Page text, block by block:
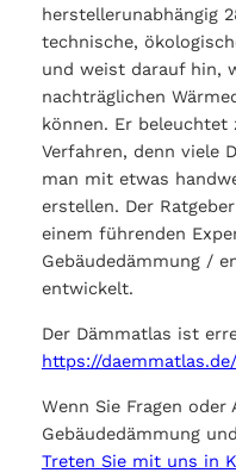
herstellerunabhängig
technische,
und weist darauf hin,
nachträglichen
können. Er beleuchtet
Verfahren, denn viele
man mit etwas
erstellen. Der
einem führenden
Gebäudedämmung /
entwickelt.
Der Dämmatlas ist
https://daemmatlas.de/
Wenn Sie Fragen oder
Gebäudedämmung
Treten Sie mit uns in